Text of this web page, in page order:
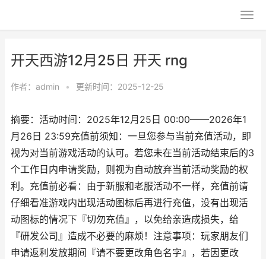
开天西游12月25日 开天 rng
作者： admin • 更新时间：2025-12-25
摘要：活动时间：2025年12月25日 00:00——2026年1
月26日 23:59充值前须知：一旦您参与当前充值活动，即
视为对当前游戏活动的认可。若您未在当前活动结束后的3
个工作日内申请奖励，则视为自动放弃当前活动奖励的权
利。充值前必看：由于新服和老服活动不一样，充值前请
仔细看准游戏内出现活动图标后再进行充值，没有出现活
动图标的情况下『切勿充值』，以免给亲造成损失，给
『研发公司』造成不必要的麻烦！注意事项：玩家朋友们
申请返利发放期间『请不要更改角色名字』，若因更改